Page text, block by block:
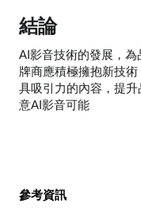
結論
AI影音技術的發展，
牌商應積極擁抱新技
具吸引力的內容，提
意AI影音可能
參考資訊